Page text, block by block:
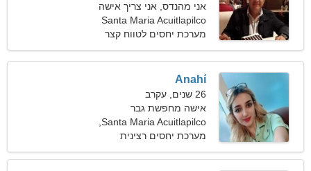
אני מהנדס, אני צריך אישה
חברותית
Santa Maria Acuitlapilco
מערכת יחסים לטווח קצר
Anahí
26 שנים, עקרב
אישה מחפשת גבר
מקסיקו
מערכת יחסים רצינית